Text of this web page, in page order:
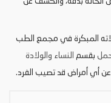
المبكرة في مجمع الطب
حمل بقسم النساء والولادة
أي أمراض قد تصيب الفرد.